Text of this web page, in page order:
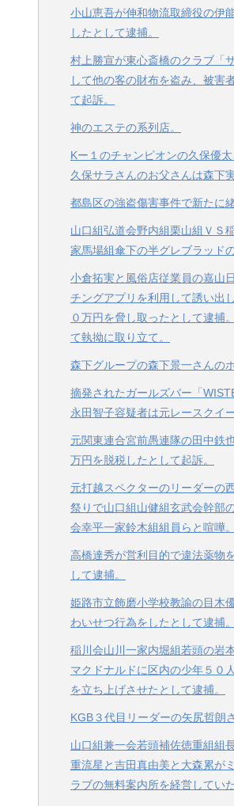
小山恵吾が伸和物流取締役の伊
したとして逮捕。
村上勝宣が東心斎橋のクラブ「
して他の客の財布を盗み、被害
て起訴。
神のエステの系列店。
Kー１のチャンピオンの久保優
久保サラさんのお父さんは森下
都島区の強盗傷害事件で新たに
山口組弘道会野内組栗山組ＶＳ
家馬場組傘下の半グレブラッド
小倉拓実と風俗店従業員の嘉山
チングアプリを利用して誘い出
０万円を脅し取ったとして逮捕
て執拗に取り立て。
森下グループの森下景一さんの
摘発されたガールズバー「
永田智子容疑者は元レースクイ
元関東連合宮前愚連隊の田中鉄
万円を脱税したとして起訴。
元打越スペクターのリーダーの
祭りで山口組山健組玄武会幹部
会幸平一家鈴木組組員らと喧嘩。
高橋達秀が営利目的で違法薬物
して逮捕。
姫路市立飾磨小学校教諭の目木
わいせつ行為をしたとして逮捕。
稲川会山川一家内堀組若頭の岩
マクドナルドに区内の少年５０
を立ち上げさせたとして逮捕。
KGB３代目リーダーの矢尻哲朗さ
山口組兼一会若頭補佐徳重組組
重流星と吉田真由美と大森累が
ラブの無料案内所を経営してい